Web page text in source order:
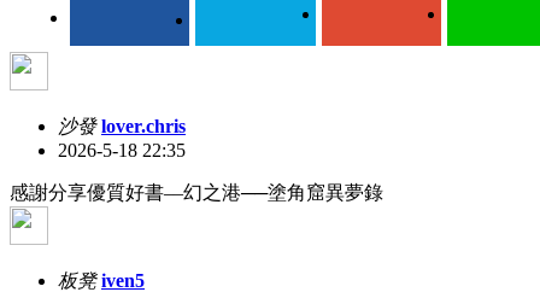
沙發 lover.chris
2026-5-18 22:35
感謝分享優質好書––幻之港──塗角窟異夢錄
板凳 iven5